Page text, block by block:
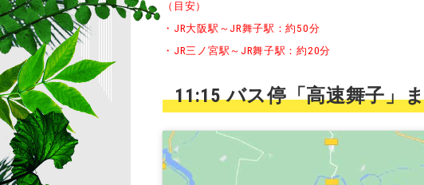
（目安）
・JR大阪駅～JR舞子駅：約50分
・JR三ノ宮駅～JR舞子駅：約20分
11:15 バス停「高速舞子」